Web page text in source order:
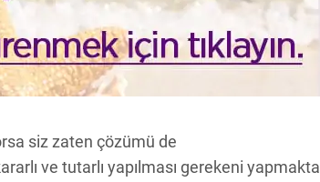
siz zaten çözümü de
ve tutarlı yapılması gerekeni yapmakta